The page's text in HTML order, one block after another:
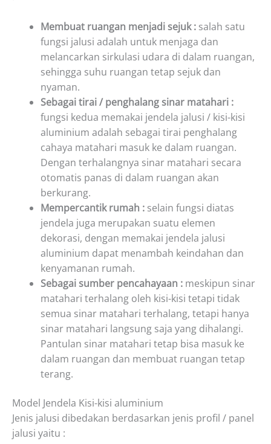
Membuat ruangan menjadi sejuk :salah satu
fungsi jalusi adalah untuk menjaga dan
melancarkan sirkulasi udara di dalam ruangan,
sehingga suhu ruangan tetap sejuk dan
nyaman.
Sebagai tirai / penghalang sinar matahari :
fungsi kedua memakai jendela jalusi / kisi-kisi
aluminium adalah sebagai tirai penghalang
cahaya matahari masuk ke dalam ruangan.
Dengan terhalangnya sinar matahari secara
otomatis panas di dalam ruangan akan
berkurang.
Mempercantik rumah :selain fungsi diatas
jendela juga merupakan suatu elemen
dekorasi, dengan memakai jendela jalusi
aluminium dapat menambah keindahan dan
kenyamanan rumah.
Sebagai sumber pencahayaan : meskipun sinar
matahari terhalang oleh kisi-kisi tetapi tidak
semua sinar matahari terhalang, tetapi hanya
sinar matahari langsung saja yang dihalangi.
Pantulan sinar matahari tetap bisa masuk ke
dalam ruangan dan membuat ruangan tetap
terang.
Model Jendela Kisi-kisi aluminium
Jenis jalusi dibedakan berdasarkan jenis profil / panel
jalusi yaitu :